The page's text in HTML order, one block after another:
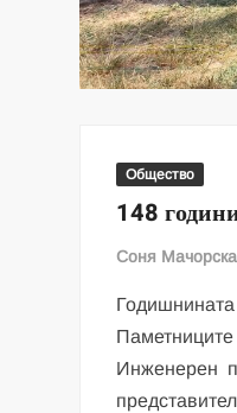
Общество
148
Соня Мачорска
Инженерен